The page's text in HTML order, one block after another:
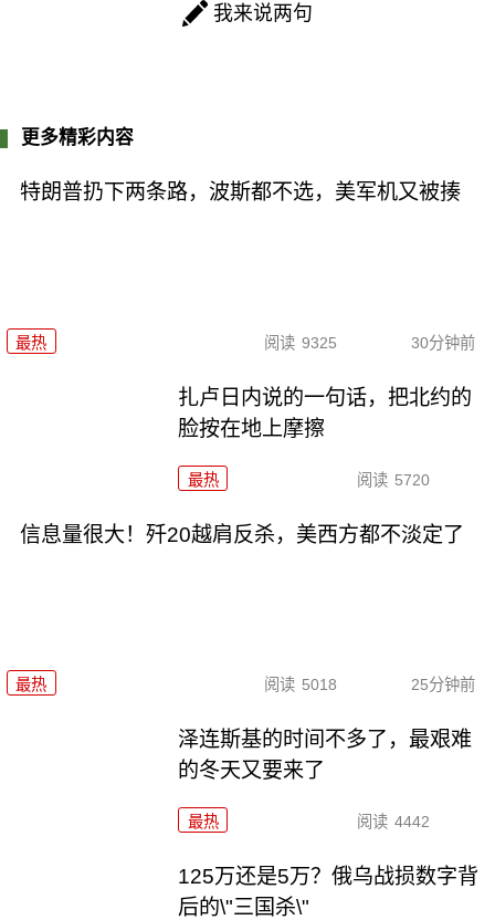
我来说两句
更多精彩内容
特朗普扔下两条路，波斯都不选，美军机又被揍
最热 阅读 9325 30分钟前
扎卢日内说的一句话，把北约的
脸按在地上摩擦
最热 阅读 5720
信息量很大！歼20越肩反杀，美西方都不淡定了
最热 阅读 5018 25分钟前
泽连斯基的时间不多了，最艰难
的冬天又要来了
最热 阅读 4442
125万还是5万？俄乌战损数字背
后的\"三国杀\"